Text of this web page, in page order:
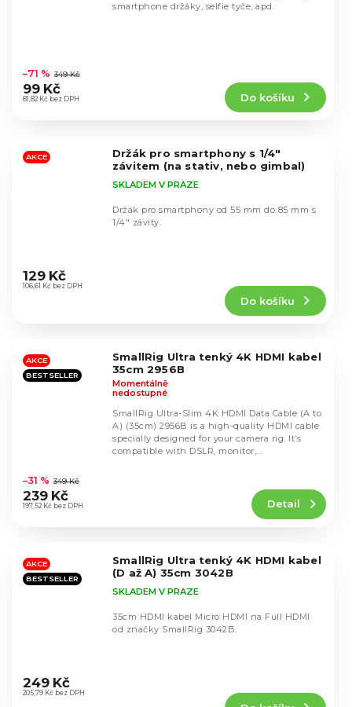
hodnocení
produktu
je
hvězdiček.
81,82 Kč bez DPH
–71 % 349 Kč
99 Kč
Do košíku
smartphone držáky, selfie tyče, apd.
AKCE
Držák pro smartphony s 1/4"
závitem (na stativ, nebo gimbal)
hodnocení
produktu
hvězdiček.
SKLADEM V PRAZE
106,61 Kč bez DPH
129 Kč
Do košíku
Držák pro smartphony od 55 mm do 85 mm s
1/4" závity.
AKCE
BESTSELLER
SmallRig Ultra tenký 4K HDMI kabel
35cm 2956B
hodnocení
produktu
je
hvězdiček.
Momentálně
nedostupné
197,52 Kč bez DPH
–31 % 349 Kč
239 Kč Detail
SmallRig Ultra-Slim 4K HDMI Data Cable (A to
A) (35cm) 2956B is a high-quality HDMI cable
specially designed for your camera rig. It’s
compatible with DSLR, monitor,...
AKCE
BESTSELLER
SmallRig Ultra tenký 4K HDMI kabel
(D až A) 35cm 3042B
hodnocení
produktu
SKLADEM V PRAZE
205,79 Kč bez DPH
249 Kč
35cm HDMI kabel Micro HDMI na Full HDMI
od značky SmallRig 3042B.